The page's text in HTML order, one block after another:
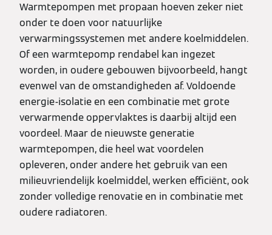
Warmtepompen met propaan hoeven zeker niet
onder te doen voor natuurlijke
verwarmingssystemen met andere koelmiddelen.
Of een warmtepomp rendabel kan ingezet
worden, in oudere gebouwen bijvoorbeeld, hangt
evenwel van de omstandigheden af. Voldoende
energie-isolatie en een combinatie met grote
verwarmende oppervlaktes is daarbij altijd een
voordeel. Maar de nieuwste generatie
warmtepompen, die heel wat voordelen
opleveren, onder andere het gebruik van een
milieuvriendelijk koelmiddel, werken efficiënt, ook
zonder volledige renovatie en in combinatie met
oudere radiatoren.